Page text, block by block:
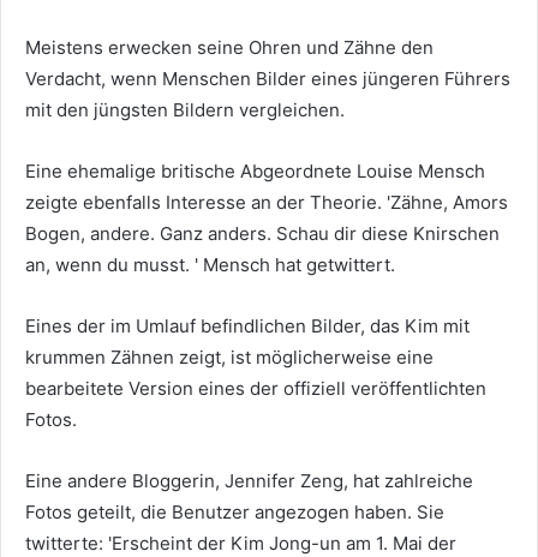
Meistens erwecken seine Ohren und Zähne den
Verdacht, wenn Menschen Bilder eines jüngeren Führers
mit den jüngsten Bildern vergleichen.
Eine ehemalige britische Abgeordnete Louise Mensch
zeigte ebenfalls Interesse an der Theorie. 'Zähne, Amors
Bogen, andere. Ganz anders. Schau dir diese Knirschen
an, wenn du musst. ' Mensch hat getwittert.
Eines der im Umlauf befindlichen Bilder, das Kim mit
krummen Zähnen zeigt, ist möglicherweise eine
bearbeitete Version eines der offiziell veröffentlichten
Fotos.
Eine andere Bloggerin, Jennifer Zeng, hat zahlreiche
Fotos geteilt, die Benutzer angezogen haben. Sie
twitterte: 'Erscheint der Kim Jong-un am 1. Mai der